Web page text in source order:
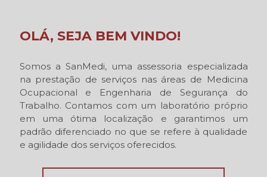
OLÁ, SEJA BEM VINDO!
Somos a SanMedi, uma assessoria especializada
na prestação de serviços nas áreas de Medicina
Ocupacional e Engenharia de Segurança do
Trabalho. Contamos com um laboratório próprio
em uma ótima localização e garantimos um
padrão diferenciado no que se refere à qualidade
e agilidade dos serviços oferecidos.